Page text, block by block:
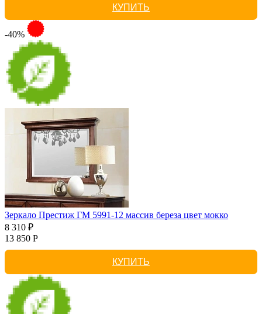
КУПИТЬ
-40%
Зеркало Престиж ГМ 5991-12 массив береза цвет мокко
8 310 ₽
13 850 Р
КУПИТЬ